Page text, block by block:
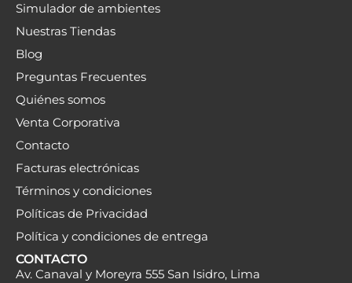
Simulador de ambientes
Nuestras Tiendas
Blog
Preguntas Frecuentes
Quiénes somos
Venta Corporativa
Contacto
Facturas electrónicas
Términos y condiciones
Políticas de Privacidad
Política y condiciones de entrega
CONTACTO
Av. Canaval y Moreyra 555 San Isidro, Lima